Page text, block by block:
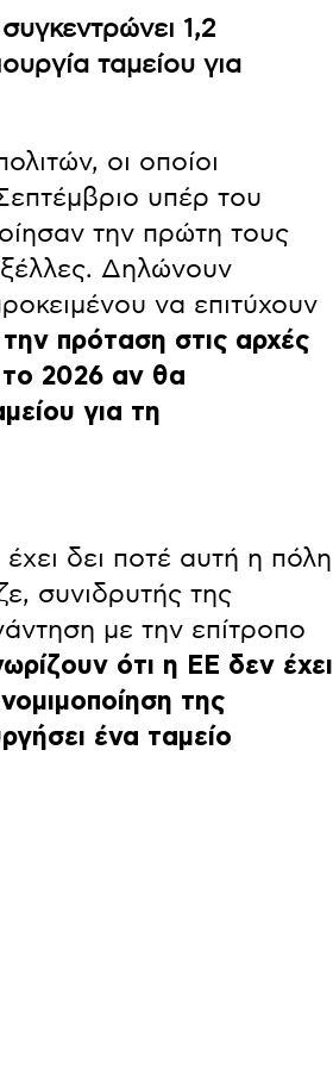
1,2
ταμείου για
οι οποίοι
υπέρ του
την πρώτη τους
Δηλώνουν
να επιτύχουν
πρόταση στις αρχές
το 2026 αν θα
για τη
δει ποτέ αυτή η πόλη
συνιδρυτής της
με την επίτροπο
ότι η ΕΕ δεν έχει
της
ένα ταμείο